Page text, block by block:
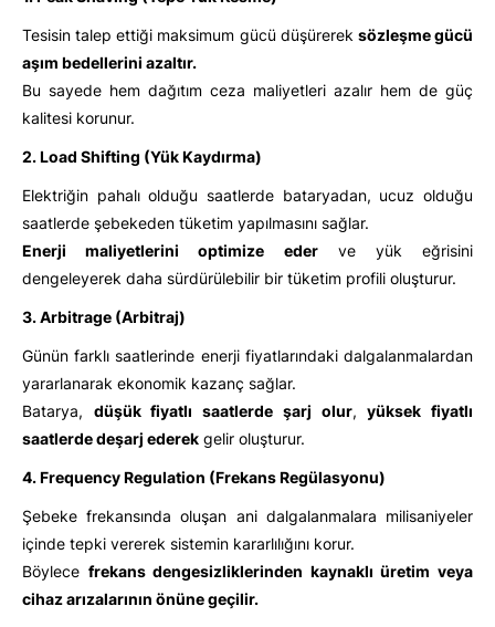
Tesisin talep ettiği maksimum gücü düşürerek sözleşme gücü
aşım bedellerini azaltır.
Bu sayede hem dağıtım ceza maliyetleri azalır hem de güç
kalitesi korunur.
2. Load Shifting (Yük Kaydırma)
Elektriğin pahalı olduğu saatlerde bataryadan, ucuz olduğu
saatlerde şebekeden tüketim yapılmasını sağlar.
Enerji maliyetlerini optimize ederve yük eğrisini
dengeleyerek daha sürdürülebilir bir tüketim profili oluşturur.
3. Arbitrage (Arbitraj)
Günün farklı saatlerinde enerji fiyatlarındaki dalgalanmalardan
yararlanarak ekonomik kazanç sağlar.
Batarya, düşük fiyatlı saatlerde şarj olur,yüksek fiyatlı
saatlerde deşarj ederek gelir oluşturur.
4. Frequency Regulation (Frekans Regülasyonu)
Şebeke frekansında oluşan ani dalgalanmalara milisaniyeler
içinde tepki vererek sistemin kararlılığını korur.
Böylece frekans dengesizliklerinden kaynaklı üretim veya
cihaz arızalarının önüne geçilir.